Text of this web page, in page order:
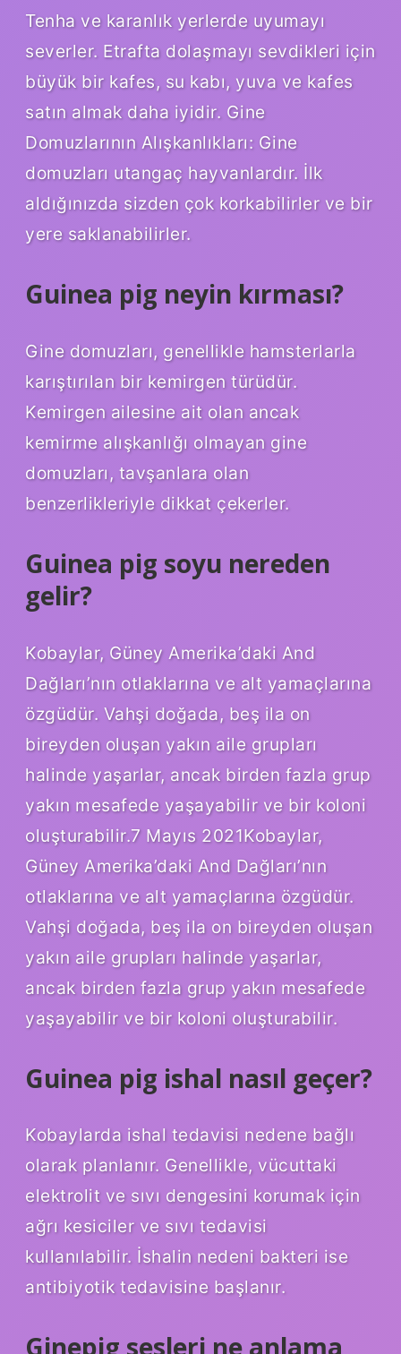
Tenha ve karanlık yerlerde uyumayı
severler. Etrafta dolaşmayı sevdikleri için
büyük bir kafes, su kabı, yuva ve kafes
satın almak daha iyidir. Gine
Domuzlarının Alışkanlıkları: Gine
domuzları utangaç hayvanlardır. İlk
aldığınızda sizden çok korkabilirler ve bir
yere saklanabilirler.
Guinea pig neyin kırması?
Gine domuzları, genellikle hamsterlarla
karıştırılan bir kemirgen türüdür.
Kemirgen ailesine ait olan ancak
kemirme alışkanlığı olmayan gine
domuzları, tavşanlara olan
benzerlikleriyle dikkat çekerler.
Guinea pig soyu nereden
gelir?
Kobaylar, Güney Amerika’daki And
Dağları’nın otlaklarına ve alt yamaçlarına
özgüdür. Vahşi doğada, beş ila on
bireyden oluşan yakın aile grupları
halinde yaşarlar, ancak birden fazla grup
yakın mesafede yaşayabilir ve bir koloni
oluşturabilir.7 Mayıs 2021Kobaylar,
Güney Amerika’daki And Dağları’nın
otlaklarına ve alt yamaçlarına özgüdür.
Vahşi doğada, beş ila on bireyden oluşan
yakın aile grupları halinde yaşarlar,
ancak birden fazla grup yakın mesafede
yaşayabilir ve bir koloni oluşturabilir.
Guinea pig ishal nasıl geçer?
Kobaylarda ishal tedavisi nedene bağlı
olarak planlanır. Genellikle, vücuttaki
elektrolit ve sıvı dengesini korumak için
ağrı kesiciler ve sıvı tedavisi
kullanılabilir. İshalin nedeni bakteri ise
antibiyotik tedavisine başlanır.
Ginepig sesleri ne anlama